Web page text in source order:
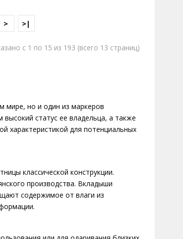
> >|
с 1 по 15 из 193 (всего 13 страниц)
мире, но и один из маркеров
статус ее владельца, а также
характеристикой для потенциальных
классической конструкции.
производства. Вкладыши
содержимое от влаги из